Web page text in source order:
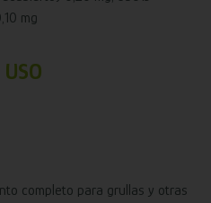
mg
completo para grullas y otras